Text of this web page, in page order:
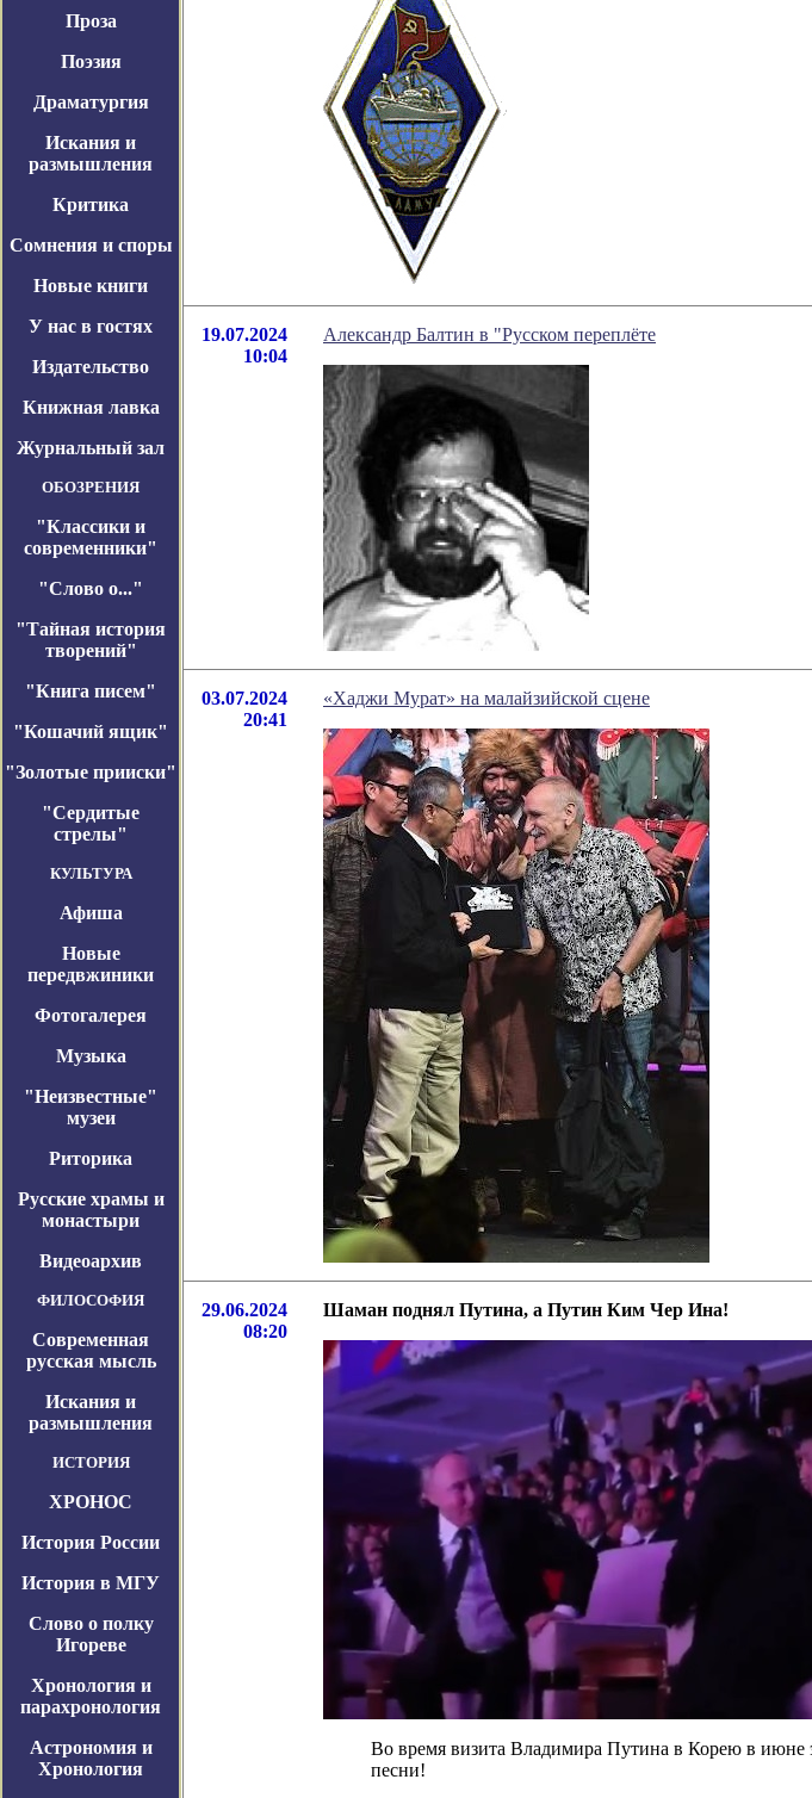
Проза
Поэзия
Драматургия
Искания и
размышления
Критика
Сомнения и споры
Новые книги
У нас в гостях
Издательство
Книжная лавка
Журнальный зал
ОБОЗРЕНИЯ
"Классики и
современники"
"Слово о..."
"Тайная история
творений"
"Книга писем"
"Кошачий ящик"
"Золотые прииски"
"Сердитые
стрелы"
КУЛЬТУРА
Афиша
Новые
передвжиники
Фотогалерея
Музыка
"Неизвестные"
музеи
Риторика
Русские храмы и
монастыри
Видеоархив
ФИЛОСОФИЯ
Современная
русская мысль
Искания и
размышления
ИСТОРИЯ
ХРОНОС
История России
История в МГУ
Слово о полку
Игореве
Хронология и
парахронология
Астрономия и
Хронология
19.07.2024
10:04
Александр Балтин в "Русском переплёте
03.07.2024
20:41
«Хаджи Мурат» на малайзийской сцене
29.06.2024
08:20
Шаман поднял Путина, а Путин Ким Чер Ина!
Во время визита Владимира Путина в Корею в июне
песни!